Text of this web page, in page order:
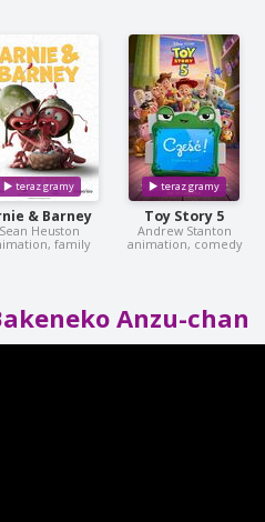
& Barney
Sean Heuston
family
Toy Story 5
Andrew Stanton
animation, comedy
Anzu-chan